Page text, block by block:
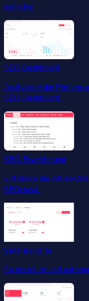
einfacher.
SEO Dashboard
Analysiere die
SEO Dashboard.
SEO-Erweiterung
Entdecke die All-in-
SEOcrawl.
SEO-Berichte
So erstellst und